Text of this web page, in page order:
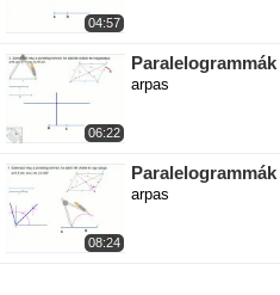
04:57
06:22
arpas
08:24
arpas